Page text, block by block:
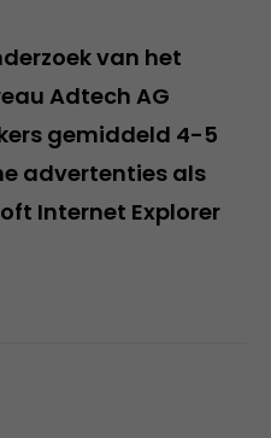
van het
Adtech AG
gemiddeld 4-5
advertenties als
Internet Explorer